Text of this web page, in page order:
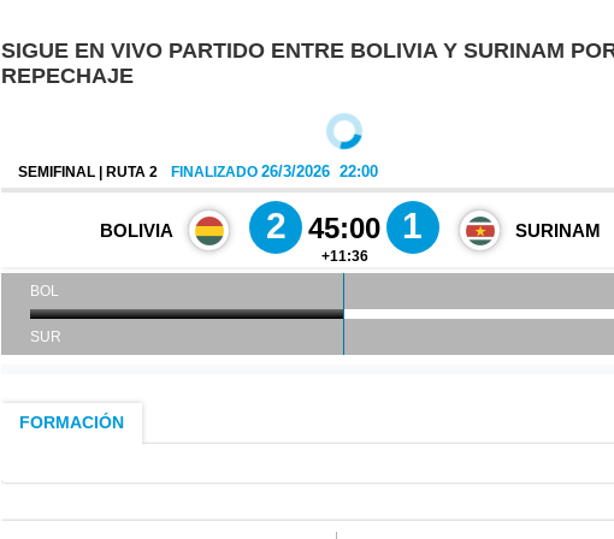
SIGUE EN VIVO PARTIDO ENTRE BOLIVIA Y SURINAM
REPECHAJE